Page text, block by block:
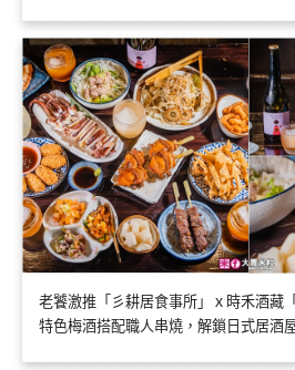
老饕激推「彡耕居食事所」ｘ時禾酒藏
特色梅酒搭配職人串燒，解鎖日式居酒